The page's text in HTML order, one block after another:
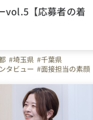
vol.5【応募者の着
#埼玉県 #千葉県
タビュー #面接担当の素顔
推しポイント